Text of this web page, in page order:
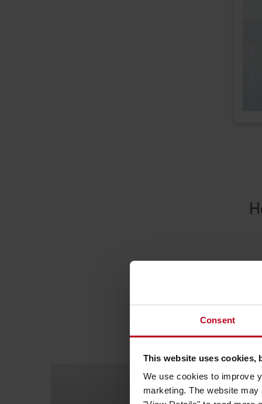
Consent
This website uses cookies,
We use cookies to improve
marketing. The website